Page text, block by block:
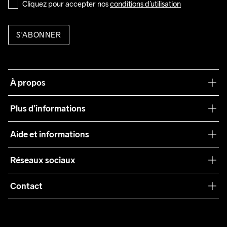
Cliquez pour accepter nos conditions d’utilisation
S'ABONNER
À propos
Plus d’informations
Teamwear
Durabilité
Collaborations
Aide et informations
Conditions générales
Retours
Réseaux sociaux
Contact